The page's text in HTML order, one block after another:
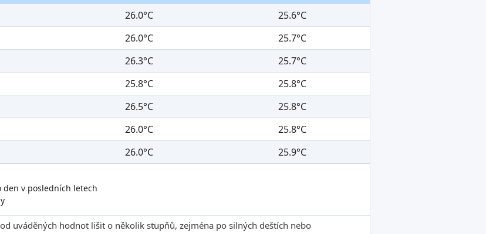
26.0°C
25.6°C
26.0°C
25.7°C
26.3°C
25.7°C
25.8°C
25.8°C
26.5°C
25.8°C
26.0°C
25.8°C
26.0°C 25.9°C
v posledních letech
uváděných hodnot lišit o několik stupňů, zejména po silných deštích nebo